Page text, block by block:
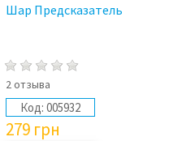
Шар Предсказатель
2 отзыва
Код: 005932
279 грн